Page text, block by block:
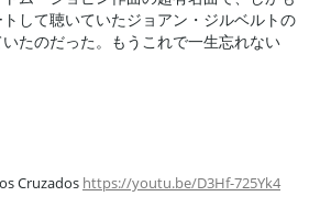
して聴いていたジョアン・ジルベルトの
たのだった。もうこれで一生忘れない
Cruzados https://youtu.be/D3Hf-725Yk4